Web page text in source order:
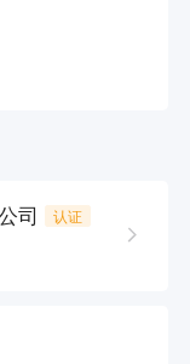
司 认证